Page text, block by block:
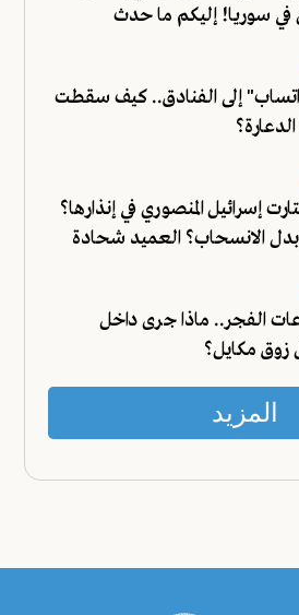
في سوريا! إليكم ما حدث
إلى الفنادق.. كيف سقطت
إسرائيل المنصوري في إنذارها؟
الانسحاب؟ العميد شحادة
الفجر.. ماذا جرى داخل
زوق مكايل؟
المزيد